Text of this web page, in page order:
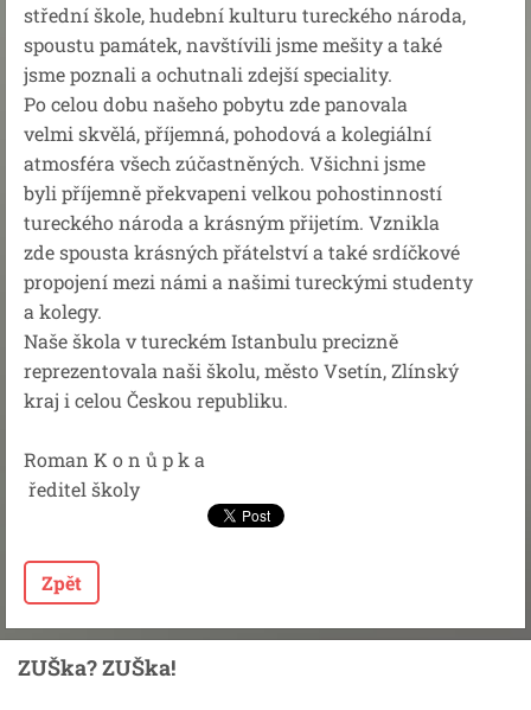
střední škole, hudební kulturu tureckého národa,
spoustu památek, navštívili jsme mešity a také
jsme poznali a ochutnali zdejší speciality.
Po celou dobu našeho pobytu zde panovala
velmi skvělá, příjemná, pohodová a kolegiální
atmosféra všech zúčastněných. Všichni jsme
byli příjemně překvapeni velkou pohostinností
tureckého národa a krásným přijetím. Vznikla
zde spousta krásných přátelství a také srdíčkové
propojení mezi námi a našimi tureckými studenty
a kolegy.
Naše škola v tureckém Istanbulu precizně
reprezentovala naši školu, město Vsetín, Zlínský
kraj i celou Českou republiku.
Roman K o n ů p k a
ředitel školy
Zpět
ZUŠka? ZUŠka!